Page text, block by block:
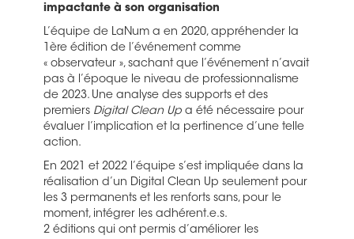
impactante à son organisation
L’équipe de LaNum a en 2020, appréhender la
1ère édition de l’événement comme
« observateur », sachant que l’événement n’avait
pas à l’époque le niveau de professionnalisme
de 2023. Une analyse des supports et des
premiers Digital Clean Up a été nécessaire pour
évaluer l’implication et la pertinence d’une telle
action.
En 2021 et 2022 l’équipe s’est impliquée dans la
réalisation d’un Digital Clean Up seulement pour
les 3 permanents et les renforts sans, pour le
moment, intégrer les adhérent.e.s.
2 éditions qui ont permis d’améliorer les